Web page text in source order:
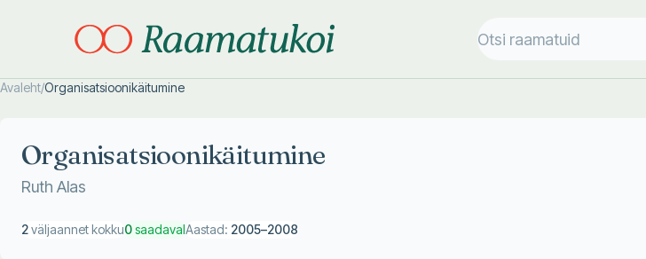
Avaleht/Organisatsioonikäitumine
Organisatsioonikäitumine
Ruth Alas
2väljaannet kokku0saadavalAastad: 2005–2008